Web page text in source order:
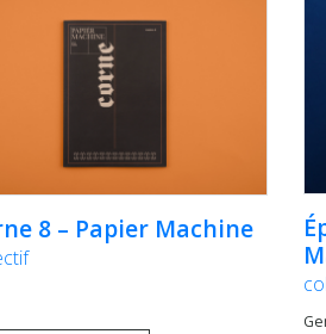
8 – Papier Machine